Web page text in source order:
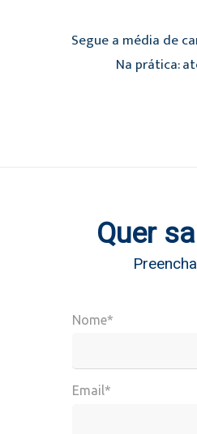
Segue a média de
Na prática:
Quer
Nome*
Email*